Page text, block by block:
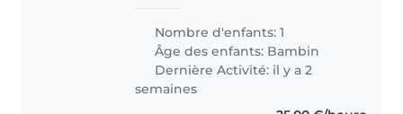
mois, énergique et
indépendante. Elle adore
explorer et apprendre de
nouvelles choses. Nous..
Nombre d'enfants: 1
Âge des enfants: Bambin
Dernière Activité: il y a 2
semaines